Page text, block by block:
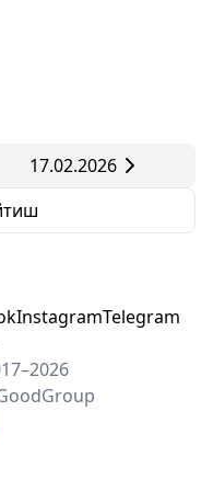
17.02.2026
InstagramTelegram